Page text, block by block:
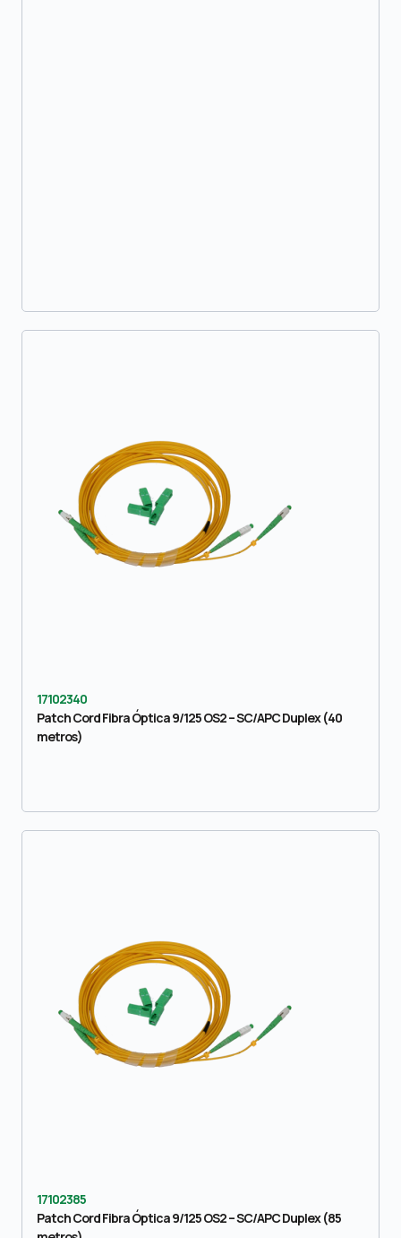
17102340
Patch Cord Fibra Óptica 9/125 OS2 – SC/APC Duplex (40
metros)
17102385
Patch Cord Fibra Óptica 9/125 OS2 – SC/APC Duplex (85